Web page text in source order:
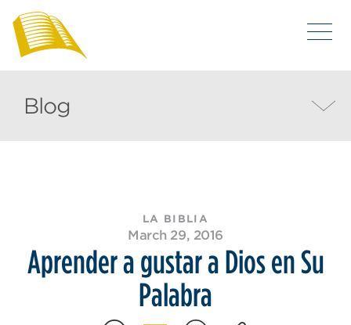
Blog
LA BIBLIA
March 29, 2016
Aprender a gustar a Dios en Su
Palabra